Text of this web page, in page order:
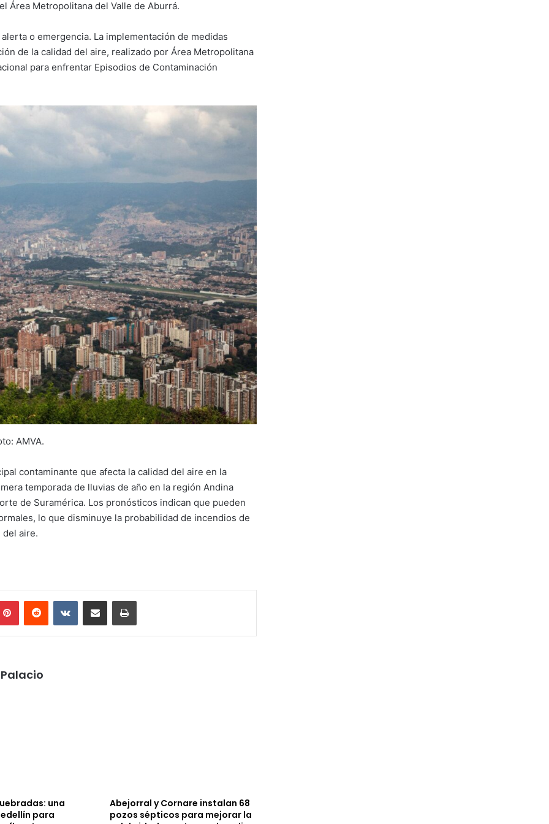
Área Metropolitana del Valle de Aburrá.
o emergencia. La implementación de medidas
de la calidad del aire, realizado por Área Metropolitana
para enfrentar Episodios de Contaminación
AMVA.
contaminante que afecta la calidad del aire en la
temporada de lluvias de año en la región Andina
de Suramérica. Los pronósticos indican que pueden
lo que disminuye la probabilidad de incendios de
del aire.
PinterestReddit VKontakteShare via Email Print
una
para
Abejorral y Cornare instalan 68
pozos sépticos para mejorar la